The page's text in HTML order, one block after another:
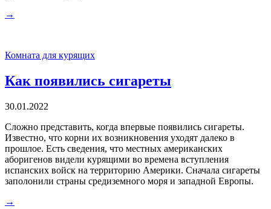
→
Комната для курящих
Как появились сигареты
30.01.2022
Сложно представить, когда впервые появились сигареты.
Известно, что корни их возникновения уходят далеко в
прошлое. Есть сведения, что местных американских
аборигенов видели курящими во времена вступления
испанских войск на территорию Америки. Сначала сигареты
заполонили страны средиземного моря и западной Европы.
→